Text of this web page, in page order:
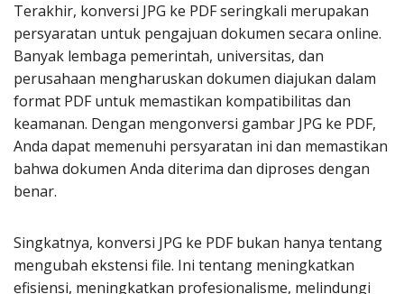
Terakhir, konversi JPG ke PDF seringkali merupakan
persyaratan untuk pengajuan dokumen secara online.
Banyak lembaga pemerintah, universitas, dan
perusahaan mengharuskan dokumen diajukan dalam
format PDF untuk memastikan kompatibilitas dan
keamanan. Dengan mengonversi gambar JPG ke PDF,
Anda dapat memenuhi persyaratan ini dan memastikan
bahwa dokumen Anda diterima dan diproses dengan
benar.
Singkatnya, konversi JPG ke PDF bukan hanya tentang
mengubah ekstensi file. Ini tentang meningkatkan
efisiensi, meningkatkan profesionalisme, melindungi